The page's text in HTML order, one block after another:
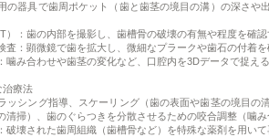
の器具で歯周ポケット（歯と歯茎の境目の溝）の深さや
）：歯の内部を撮影し、歯槽骨の破壊の有無や程度を確
査：顕微鏡で歯を拡大し、微細なプラークや歯石の付着
噛み合わせや歯茎の変化など、口腔内を3Dデータで捉える
治療法
ッシング指導、スケーリング（歯の表面や歯茎の境目の
清掃）、歯のぐらつきを分散させるための咬合調整（噛
破壊された歯周組織（歯槽骨など）を特殊な薬剤を用い